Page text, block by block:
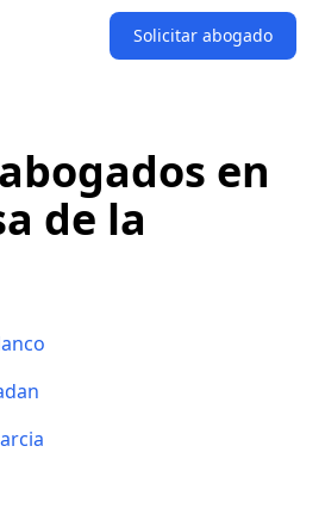
Solicitar abogado
en
de la